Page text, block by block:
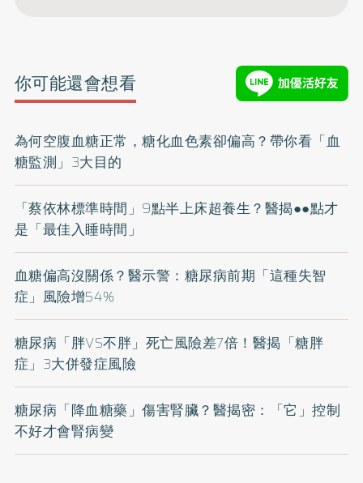
你可能還會想看
為何空腹血糖正常，糖化血色素卻偏高？帶你看「血
糖監測」3大目的
「蔡依林標準時間」9點半上床超養生？醫揭●●點才
是「最佳入睡時間」
血糖偏高沒關係？醫示警：糖尿病前期「這種失智
症」風險增54%
糖尿病「胖VS不胖」死亡風險差7倍！醫揭「糖胖
症」3大併發症風險
糖尿病「降血糖藥」傷害腎臟？醫揭密：「它」控制
不好才會腎病變